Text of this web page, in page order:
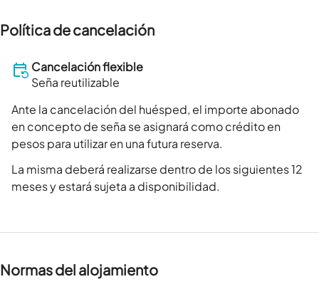
Política de cancelación
Cancelación flexible
Seña reutilizable
Ante la cancelación del huésped, el importe abonado
en concepto de seña se asignará como crédito en
pesos para utilizar en una futura reserva.
La misma deberá realizarse dentro de los siguientes 12
meses y estará sujeta a disponibilidad.
Normas del alojamiento